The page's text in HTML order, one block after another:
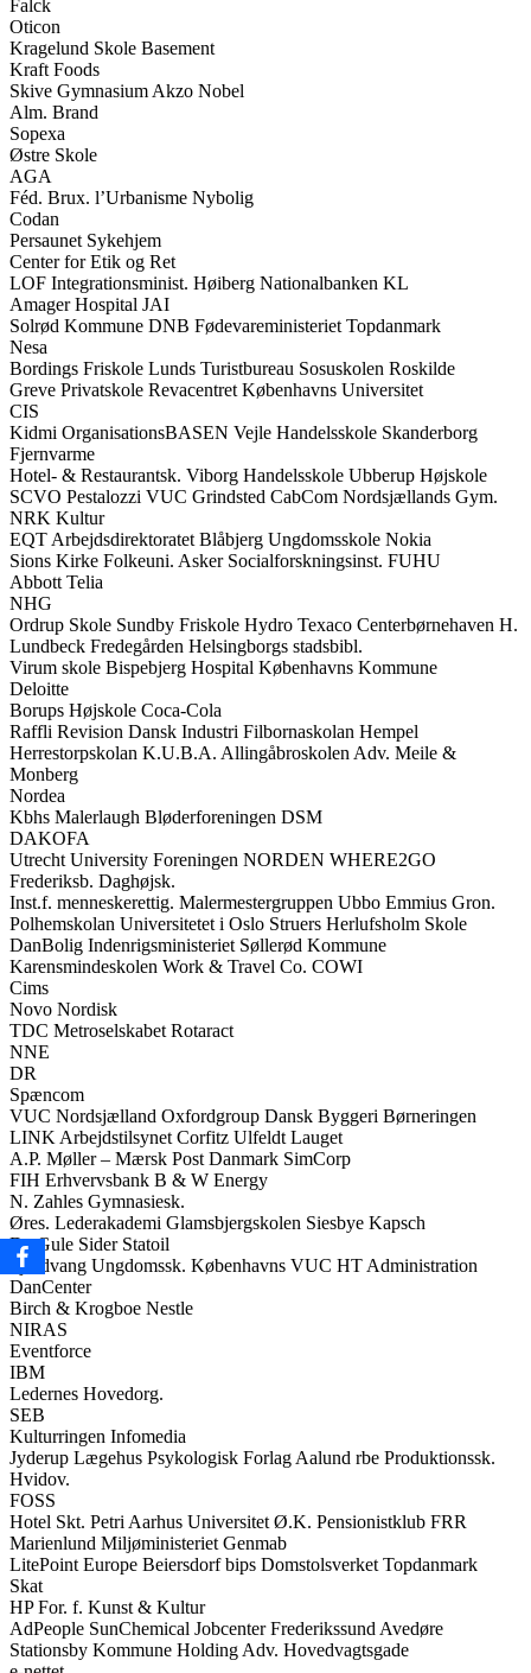
Falck
Oticon
Kragelund Skole Basement
Kraft Foods
Skive Gymnasium Akzo Nobel
Alm. Brand
Sopexa
Østre Skole
AGA
Féd. Brux. l’Urbanisme Nybolig
Codan
Persaunet Sykehjem
Center for Etik og Ret
LOF Integrationsminist. Høiberg Nationalbanken KL
Amager Hospital JAI
Solrød Kommune DNB Fødevareministeriet Topdanmark
Nesa
Bordings Friskole Lunds Turistbureau Sosuskolen Roskilde
Greve Privatskole Revacentret Københavns Universitet
CIS
Kidmi OrganisationsBASEN Vejle Handelsskole Skanderborg
Fjernvarme
Hotel- & Restaurantsk. Viborg Handelsskole Ubberup Højskole
SCVO Pestalozzi VUC Grindsted CabCom Nordsjællands Gym.
NRK Kultur
EQT Arbejdsdirektoratet Blåbjerg Ungdomsskole Nokia
Sions Kirke Folkeuni. Asker Socialforskningsinst. FUHU
Abbott Telia
NHG
Ordrup Skole Sundby Friskole Hydro Texaco Centerbørnehaven H.
Lundbeck Fredegården Helsingborgs stadsbibl.
Virum skole Bispebjerg Hospital Københavns Kommune
Deloitte
Borups Højskole Coca-Cola
Raffli Revision Dansk Industri Filbornaskolan Hempel
Herrestorpskolan K.U.B.A. Allingåbroskolen Adv. Meile &
Monberg
Nordea
Kbhs Malerlaugh Bløderforeningen DSM
DAKOFA
Utrecht University Foreningen NORDEN WHERE2GO
Frederiksb. Daghøjsk.
Inst.f. menneskerettig. Malermestergruppen Ubbo Emmius Gron.
Polhemskolan Universitetet i Oslo Struers Herlufsholm Skole
DanBolig Indenrigsministeriet Søllerød Kommune
Karensmindeskolen Work & Travel Co. COWI
Cims
Novo Nordisk
TDC Metroselskabet Rotaract
NNE
DR
Spæncom
VUC Nordsjælland Oxfordgroup Dansk Byggeri Børneringen
LINK Arbejdstilsynet Corfitz Ulfeldt Lauget
A.P. Møller – Mærsk Post Danmark SimCorp
FIH Erhvervsbank B & W Energy
N. Zahles Gymnasiesk.
Øres. Lederakademi Glamsbjergskolen Siesbye Kapsch
De Gule Sider Statoil
Fjordvang Ungdomssk. Københavns VUC HT Administration
DanCenter
Birch & Krogboe Nestle
NIRAS
Eventforce
IBM
Ledernes Hovedorg.
SEB
Kulturringen Infomedia
Jyderup Lægehus Psykologisk Forlag Aalund rbe Produktionssk.
Hvidov.
FOSS
Hotel Skt. Petri Aarhus Universitet Ø.K. Pensionistklub FRR
Marienlund Miljøministeriet Genmab
LitePoint Europe Beiersdorf bips Domstolsverket Topdanmark
Skat
HP For. f. Kunst & Kultur
AdPeople SunChemical Jobcenter Frederikssund Avedøre
Stationsby Kommune Holding Adv. Hovedvagtsgade